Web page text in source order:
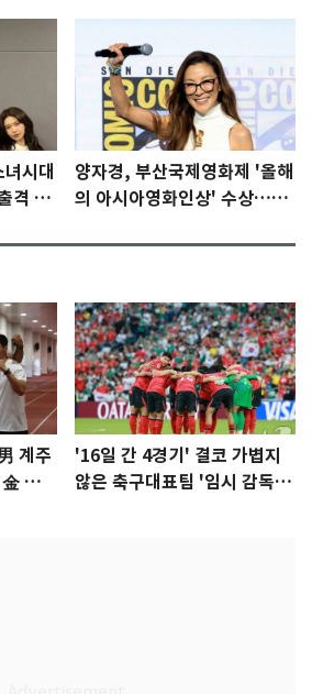
시대
격 [N
양자경, 부산국제영화제 '올해
의 아시아영화인상' 수상…15
계주
따겠
'16일 간 4경기' 결코 가볍지
않은 축구대표팀 '임시 감독'